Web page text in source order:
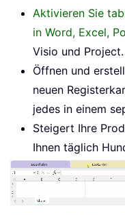
Aktivieren Sie
in Word, Excel,
Visio und Project.
Öffnen und
neuen
jedes in einem
Steigert Ihre
Ihnen täglich